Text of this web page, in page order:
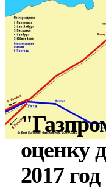
оценку
2017 год